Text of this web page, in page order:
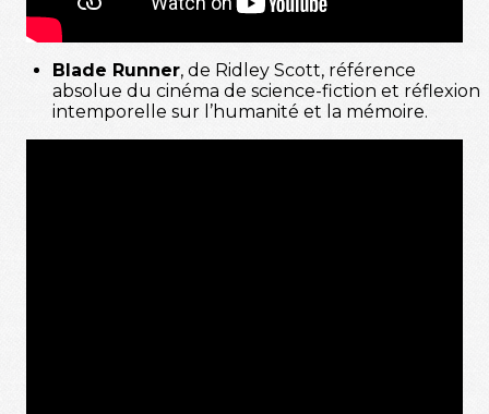
Blade Runner, de Ridley Scott, référence
absolue du cinéma de science-fiction et réflexion
intemporelle sur l’humanité et la mémoire.